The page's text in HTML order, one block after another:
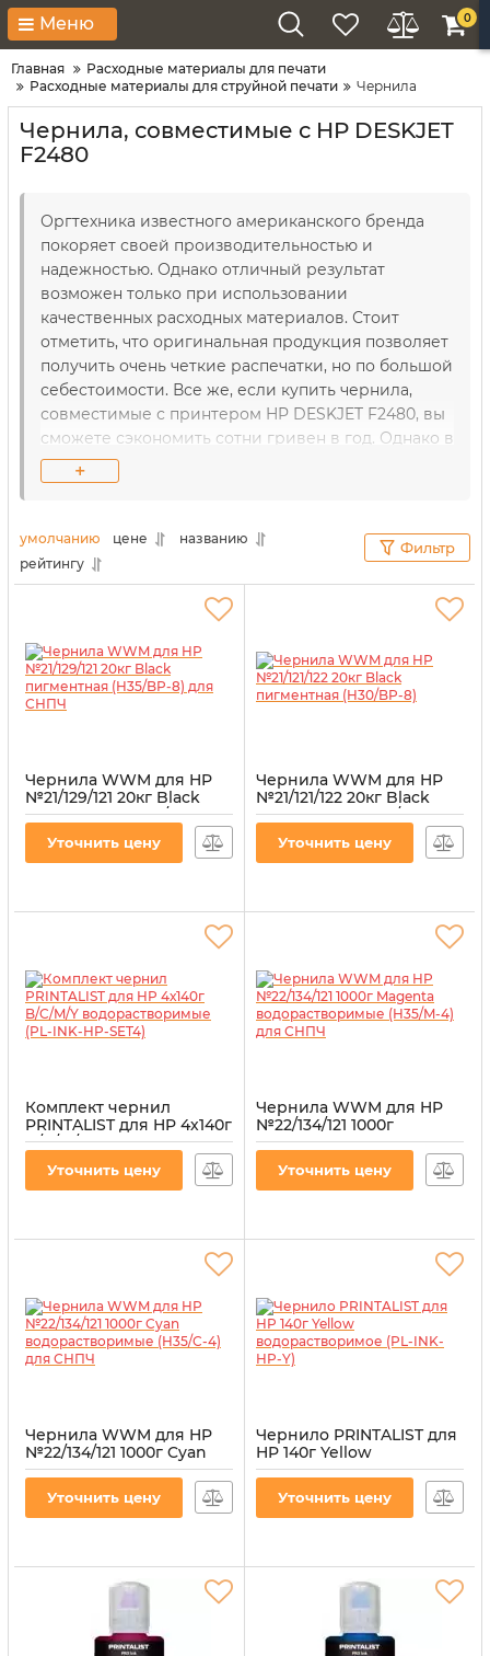
Меню 0
Главная
Расходные материалы для печати
Расходные материалы для струйной печати
Чернила
Чернила, совместимые с HP DESKJET
F2480
Оргтехника известного американского бренда
покоряет своей производительностью и
надежностью. Однако отличный результат
возможен только при использовании
качественных расходных материалов. Стоит
отметить, что оригинальная продукция позволяет
получить очень четкие распечатки, но по большой
себестоимости. Все же, если купить чернила,
совместимые с принтером HP DESKJET F2480, вы
сможете сэкономить сотни гривен в год. Однако в
этом случае нужно правильно подобрать образцы.
Именно поэтому квалифицированные
«Витратник»сделали это за вас. В данном разделе
представлены товары, максимально совместимые
с данной моделью печатающего оборудования.
+
умолчанию цене
названию
рейтингу
Фильтр
Чернила WWM для HP
№21/129/121 20кг Black
пигментная (H35/BP-8)
H35/BP-8
Уточнить цену
Чернила WWM для HP
№21/121/122 20кг Black
пигментная (H30/BP-8)
Артикул:
Уточнить цену
Комплект чернил
PRINTALIST для HP 4х140г
B/C/M/Y
водорастворимые (PL-
INK-HP-SET4)
Уточнить цену
Чернила WWM для HP
№22/134/121 1000г
Magenta
(H35/M-4) для СНПЧ
Уточнить цену
Чернила WWM для HP
№22/134/121 1000г Cyan
водорастворимые
H35/C-4
Уточнить цену
Чернило PRINTALIST для
HP 140г Yellow
водорастворимое (PL-
PL-INK-HP-Y
Уточнить цену